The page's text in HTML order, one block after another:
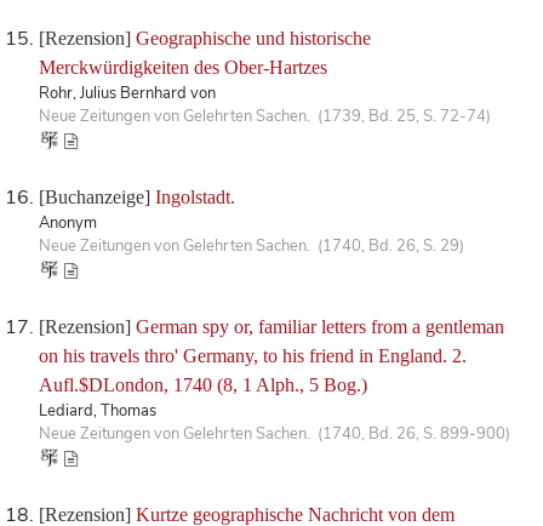
[Rezension] Geographische und historische
Merckwürdigkeiten des Ober-Hartzes
Rohr, Julius Bernhard von
Neue Zeitungen von Gelehrten Sachen. (1739, Bd. 25, S. 72-74)
[Buchanzeige] Ingolstadt.
Anonym
Neue Zeitungen von Gelehrten Sachen. (1740, Bd. 26, S. 29)
[Rezension] German spy or, familiar letters from a gentleman
on his travels thro' Germany, to his friend in England. 2.
Aufl.$DLondon, 1740 (8, 1 Alph., 5 Bog.)
Lediard, Thomas
Neue Zeitungen von Gelehrten Sachen. (1740, Bd. 26, S. 899-900)
[Rezension] Kurtze geographische Nachricht von dem